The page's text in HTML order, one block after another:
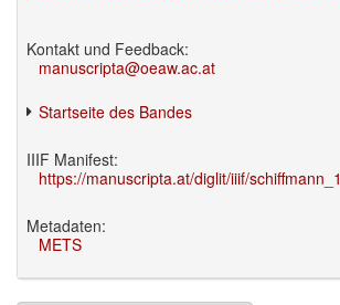
Kontakt und Feedback:
manuscripta@oeaw.ac.at
Startseite des Bandes
IIIF Manifest:
https://manuscripta.at/diglit/iiif/
Metadaten:
METS